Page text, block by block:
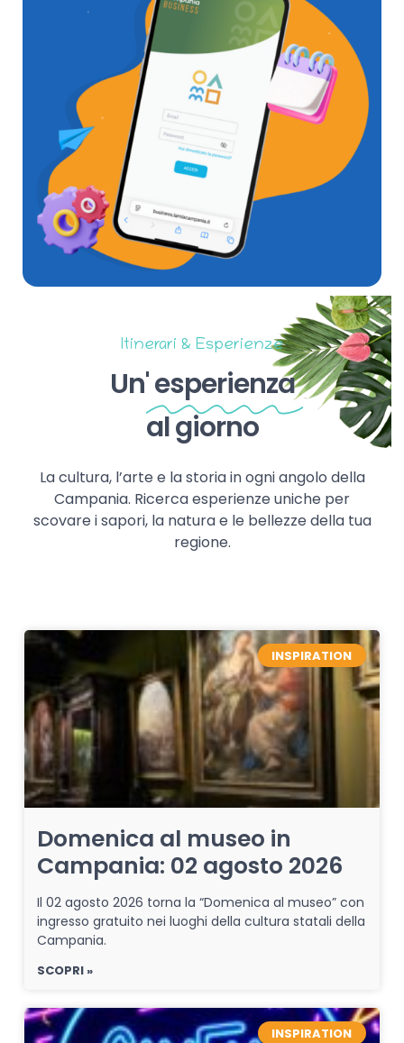
Itinerari & Esperienze
Un'esperienza
al giorno
La cultura, l’arte e la storia in ogni angolo della
Campania. Ricerca esperienze uniche per
scovare i sapori, la natura e le bellezze della tua
regione.
INSPIRATION
Domenica al museo in
Campania: 02 agosto 2026
Il 02 agosto 2026 torna la “Domenica al museo” con
ingresso gratuito nei luoghi della cultura statali della
Campania.
SCOPRI »
INSPIRATION